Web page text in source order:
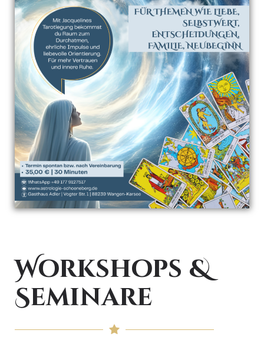
Workshops &
Seminare